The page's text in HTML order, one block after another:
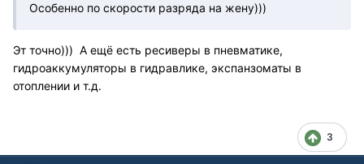
Особенно по скорости разряда на жену)))
Эт точно))) А ещё есть ресиверы в пневматике,
гидроаккумуляторы в гидравлике, экспанзоматы в
отоплении и т.д.
3